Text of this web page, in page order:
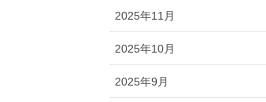
2025年11月
2025年10月
2025年9月